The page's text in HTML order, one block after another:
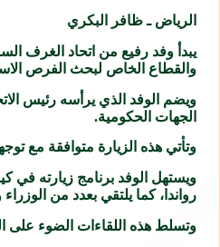
الرياض ـ ظافر البكري
يبدأ وفد رفيع من اتحاد الغرف
والقطاع الخاص لبحث الفرص
الجهات الحكومية.
وتأتي هذه الزيارة متوافقة مع توجهات
ويستهل الوفد برنامج زيارته في
رواندا، كما يلتقي بعدد من
وتسلط هذه اللقاءات الضوء على